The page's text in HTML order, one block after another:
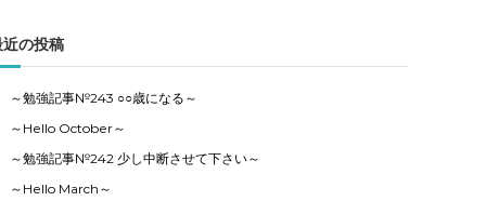
近の投稿
～勉強記事№243 ○○歳になる～
～Hello October～
～勉強記事№242 少し中断させて下さい～
～Hello March～